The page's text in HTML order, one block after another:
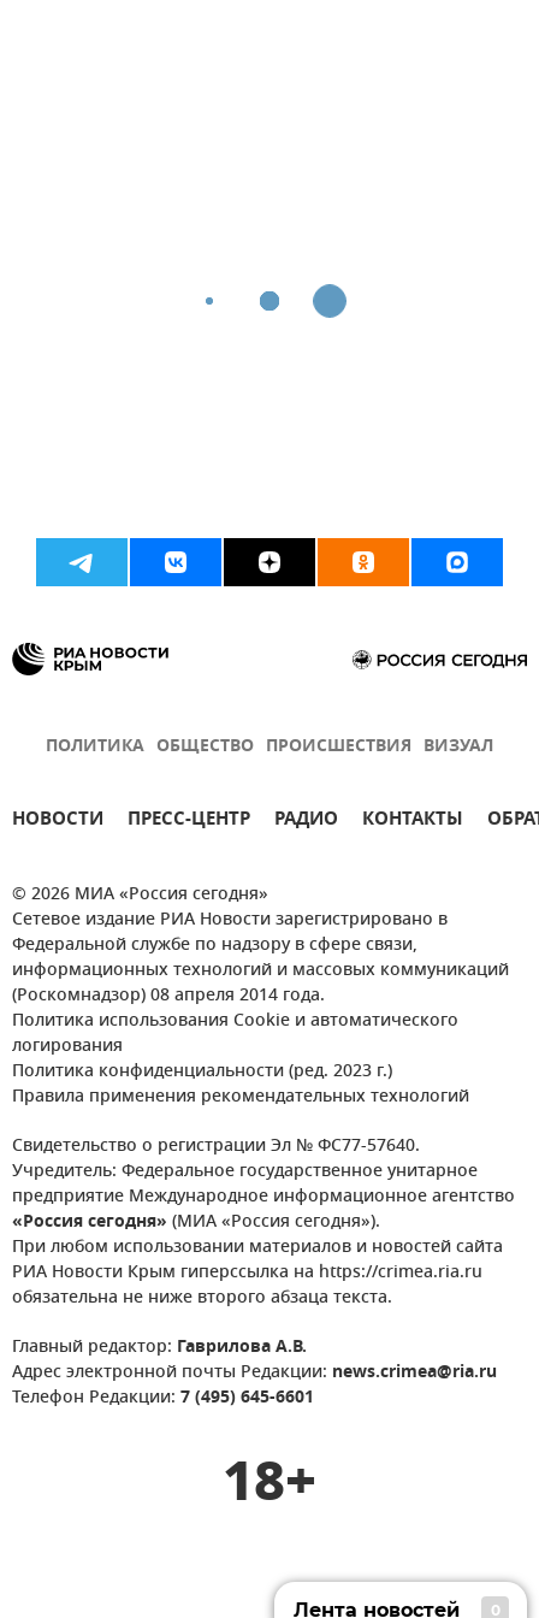
ПОЛИТИКА ОБЩЕСТВО ПРОИСШЕСТВИЯ ВИЗУАЛ
НОВОСТИ ПРЕСС-ЦЕНТР РАДИО КОНТАКТЫ
© 2026 МИА «Россия сегодня»
Сетевое издание РИА Новости зарегистрировано в
Федеральной службе по надзору в сфере связи,
информационных технологий и массовых коммуникаций
(Роскомнадзор) 08 апреля 2014 года.
Политика использования Cookie и автоматического
логирования
Политика конфиденциальности (ред. 2023 г.)
Правила применения рекомендательных технологий
Свидетельство о регистрации Эл № ФС77-57640.
Учредитель: Федеральное государственное унитарное
предприятие Международное информационное агентство
«Россия сегодня» (МИА «Россия сегодня»).
При любом использовании материалов и новостей сайта
РИА Новости Крым гиперссылка на https://crimea.ria.ru
обязательна не ниже второго абзаца текста.
Главный редактор: Гаврилова А.В.
Адрес электронной почты Редакции: news.crimea@ria.ru
Телефон Редакции: 7 (495) 645-6601
18+
Лента новостей 0